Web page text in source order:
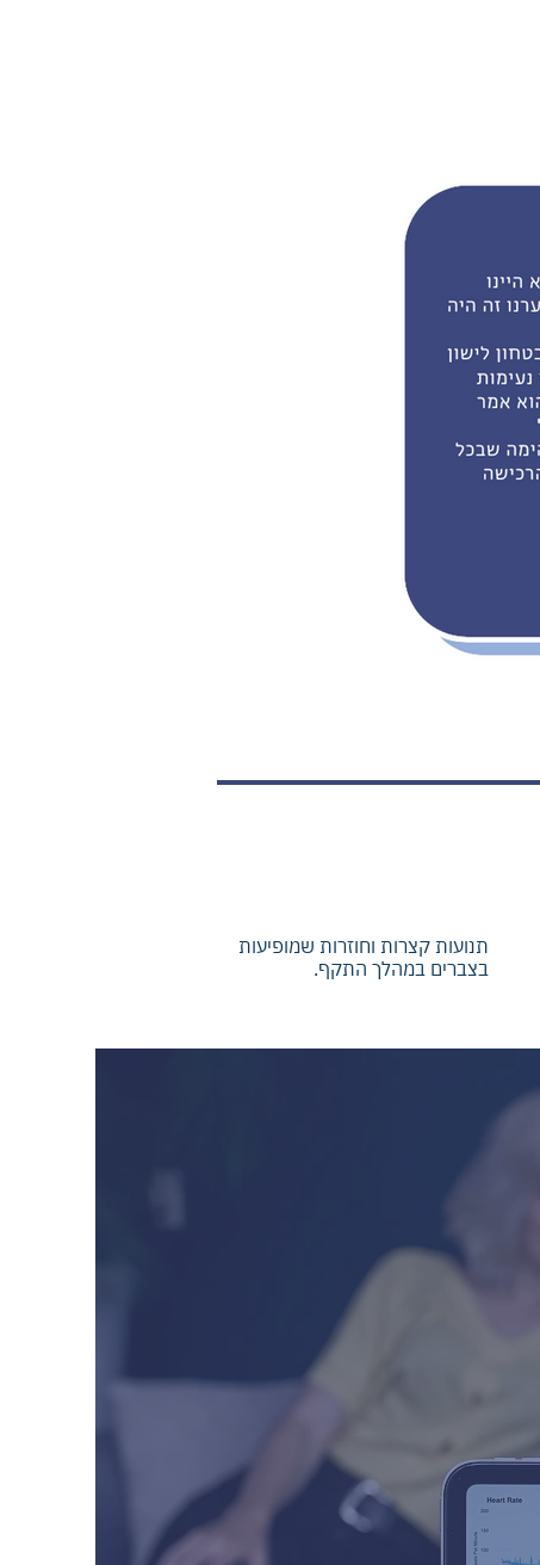
תנועות קצרות וחוזרות שמופיעות
בצברים במהלך התקף.‬‬
המשמעותיים
מעל גיל 4.‬‬